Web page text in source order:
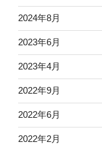
2024年8月
2023年6月
2023年4月
2022年9月
2022年6月
2022年2月